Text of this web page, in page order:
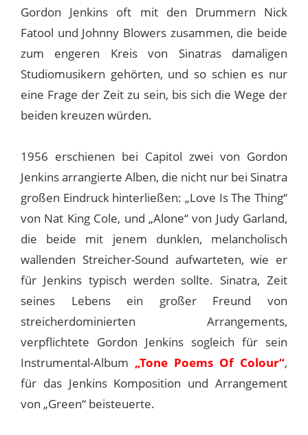
Gordon Jenkins oft mit den Drummern Nick
Fatool und Johnny Blowers zusammen, die beide
zum engeren Kreis von Sinatras damaligen
Studiomusikern gehörten, und so schien es nur
eine Frage der Zeit zu sein, bis sich die Wege der
beiden kreuzen würden.
1956 erschienen bei Capitol zwei von Gordon
Jenkins arrangierte Alben, die nicht nur bei Sinatra
großen Eindruck hinterließen: „Love Is The Thing“
von Nat King Cole, und „Alone“ von Judy Garland,
die beide mit jenem dunklen, melancholisch
wallenden Streicher-Sound aufwarteten, wie er
für Jenkins typisch werden sollte. Sinatra, Zeit
seines Lebens ein großer Freund von
streicherdominierten Arrangements,
verpflichtete Gordon Jenkins sogleich für sein
Instrumental-Album „Tone Poems Of Colour“,
für das Jenkins Komposition und Arrangement
von „Green“ beisteuerte.